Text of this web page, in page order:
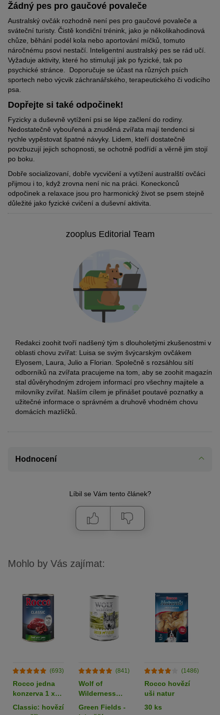
Žádný pes pro gaučové povaleče
Australský ovčák rozhodně není pes pro gaučové povaleče a
sváteční turisty. Čistě kondiční trénink, jako je několikahodinová
chůze, běhání podél kola nebo aportování míčků, tomuto
náročnému psovi nestačí. Inteligentní australský pes se rád učí.
Vyžaduje aktivity, které ho stimulují jak po fyzické, tak po
psychické stránce. Doporučuje se účast na různých psích
sportech nebo výcvik záchranářského, terapeutického či vodicího
psa.
Dopřejte si také odpočinek!
Fyzicky a duševně vytížení psi se lépe začlení do rodiny.
Nedostatečně vybouřená a znuděná zvířata mají tendenci si
rychle vypěstovat špatné návyky. Lidem, kteří dostatečně
povzbuzují jejich schopnosti, se ochotně podřídí a věrně jim stojí
po boku.
Dobře socializovaní, dobře vycvičení a vytížení australští ovčáci
přijmou i to, když zrovna není nic na práci. Koneckonců
odpočinek a relaxace jsou pro harmonický život se psem stejně
důležité jako fyzické cvičení a duševní aktivita.
zooplus Editorial Team
Redakci zoohit tvoří nadšený tým s dlouholetými zkušenostmi v
oblasti chovu zvířat: Luisa se svým švýcarským ovčákem
Elyosem, Laura, Julio a Florian. Společně s rozsáhlou sítí
odborníků na zvířata pracujeme na tom, aby se zoohit magazín
stal důvěryhodným zdrojem informací pro všechny majitele a
milovníky zvířat. Naším cílem je přinášet poutavé poznatky a
užitečné informace o správném a druhově vhodném chovu
domácích mazlíčků.
Hodnocení
Líbil se Vám tento článek?
Mohlo by Vás zajímat:
(693)
Rocco jedna
konzerva 1 x
400 g
Classic: hovězí
(841)
Wolf of
Wilderness
Adult 6 x 400 g
- single protein
Green Fields -
(1486)
Rocco hovězí
uši natur
30 ks